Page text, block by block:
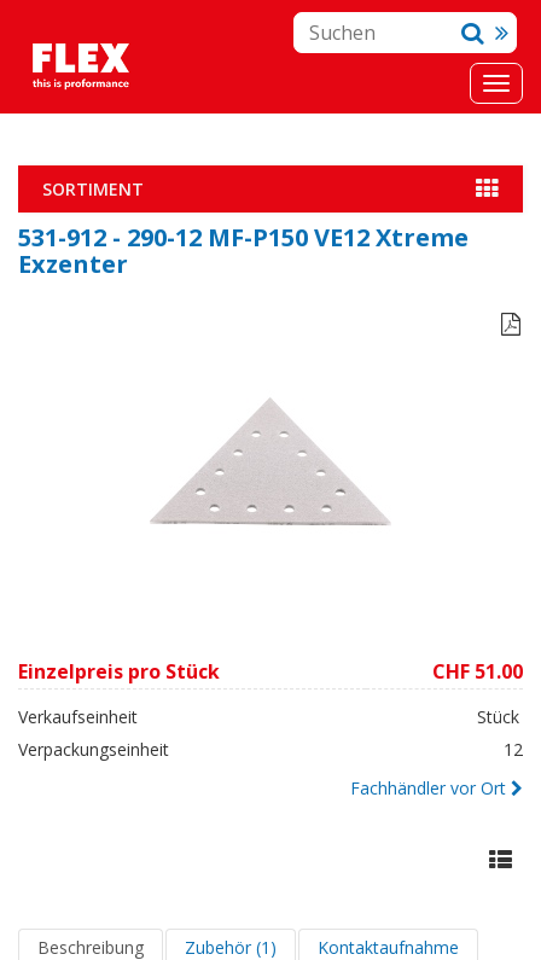
SORTIMENT
531-912 - 290-12 MF-P150 VE12 Xtreme
Exzenter

Einzelpreis pro Stück CHF 51.00
Verkaufseinheit
Stück
Verpackungseinheit
12
Fachhändler vor Ort
Beschreibung Zubehör (1) Kontaktaufnahme